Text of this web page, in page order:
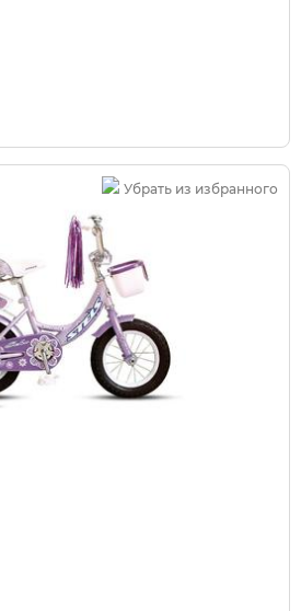
Убрать из избранного